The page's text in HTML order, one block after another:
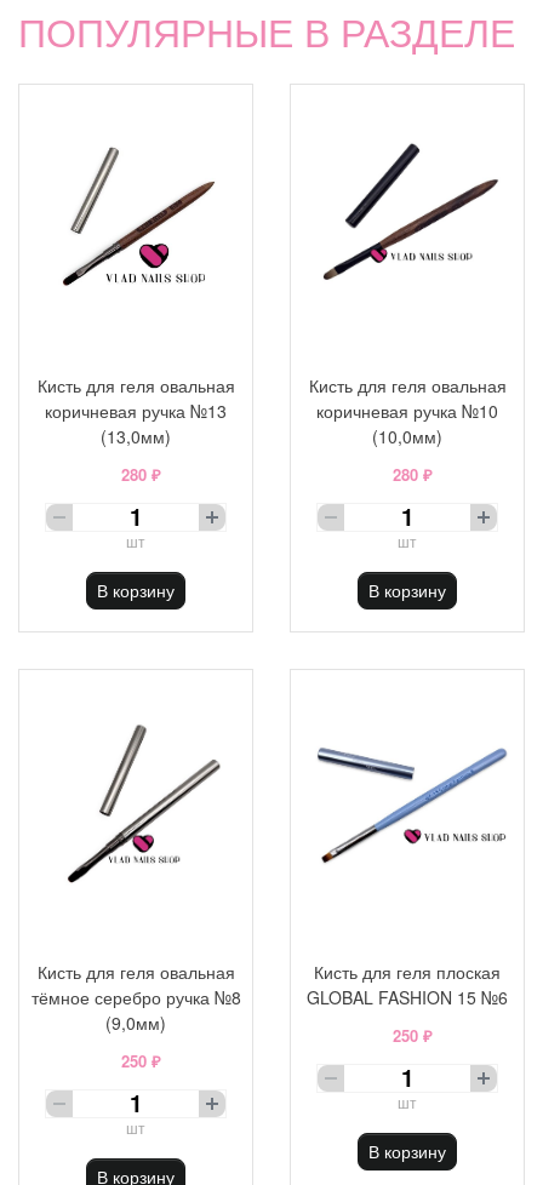
ПОПУЛЯРНЫЕ В РАЗДЕЛЕ
Кисть для геля овальная
коричневая ручка №13
(13,0мм)
280 ₽
шт
В корзину
Кисть для геля овальная
коричневая ручка №10
(10,0мм)
280 ₽
шт
В корзину
Кисть для геля овальная
тёмное серебро ручка №8
(9,0мм)
250 ₽
шт
В корзину
Кисть для геля плоская
GLOBAL FASHION 15 №6
250 ₽
шт
В корзину